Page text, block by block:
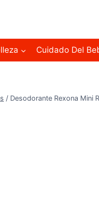
Cuidado Del
/ Desodorante Rexona Mini